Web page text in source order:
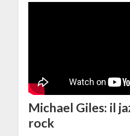
Michael Giles: il
rock